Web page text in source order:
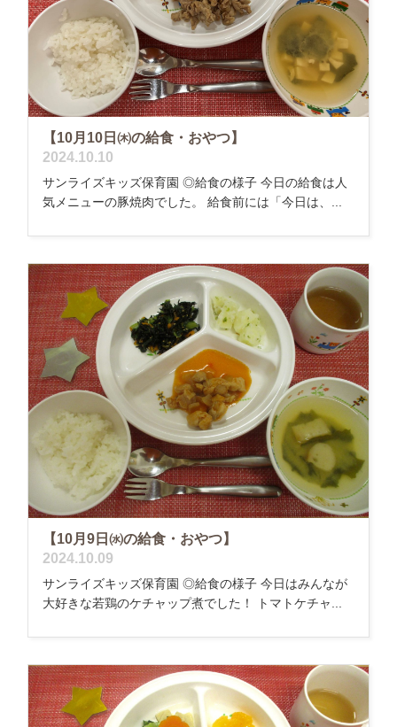
【10月10日㈭の給食・おやつ】
2024.10.10
サンライズキッズ保育園 ◎給食の様子 今日の給食は人
気メニューの豚焼肉でした。 給食前には「今日は、...
【10月9日㈬の給食・おやつ】
2024.10.09
サンライズキッズ保育園 ◎給食の様子 今日はみんなが
大好きな若鶏のケチャップ煮でした！ トマトケチャ...